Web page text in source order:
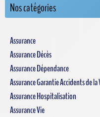
Nos catégories
Assurance
Assurance Décès
Assurance Dépendance
Assurance Garantie Accidents de la
Assurance Hospitalisation
Assurance Vie